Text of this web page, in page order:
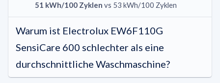
51 kWh/100 Zyklen vs 53 kWh/100 Zyklen
Warum ist Electrolux EW6F110G
SensiCare 600 schlechter als eine
durchschnittliche Waschmaschine?